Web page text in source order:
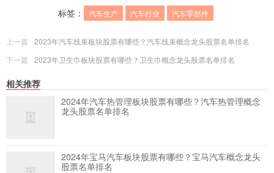
标签： 汽车生产 汽车行业 汽车零部件
上一篇
2023年汽车线束板块股票有哪些？汽车线束概念龙头股票名单排名
下一篇
2023年卫生巾板块股票有哪些？卫生巾概念龙头股票名单排名
相关推荐
2024年汽车热管理板块股票有哪些？汽车热管理概念
龙头股票名单排名
2024年宝马汽车板块股票有哪些？宝马汽车概念龙头
股票名单排名